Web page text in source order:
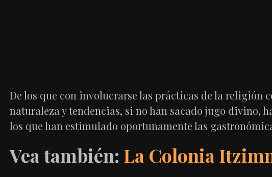
De los que con involucrarse las prácticas de la religión
naturaleza y tendencias, si no han sacado jugo divino,
los que han estimulado oportunamente las
Vea también: La Colonia